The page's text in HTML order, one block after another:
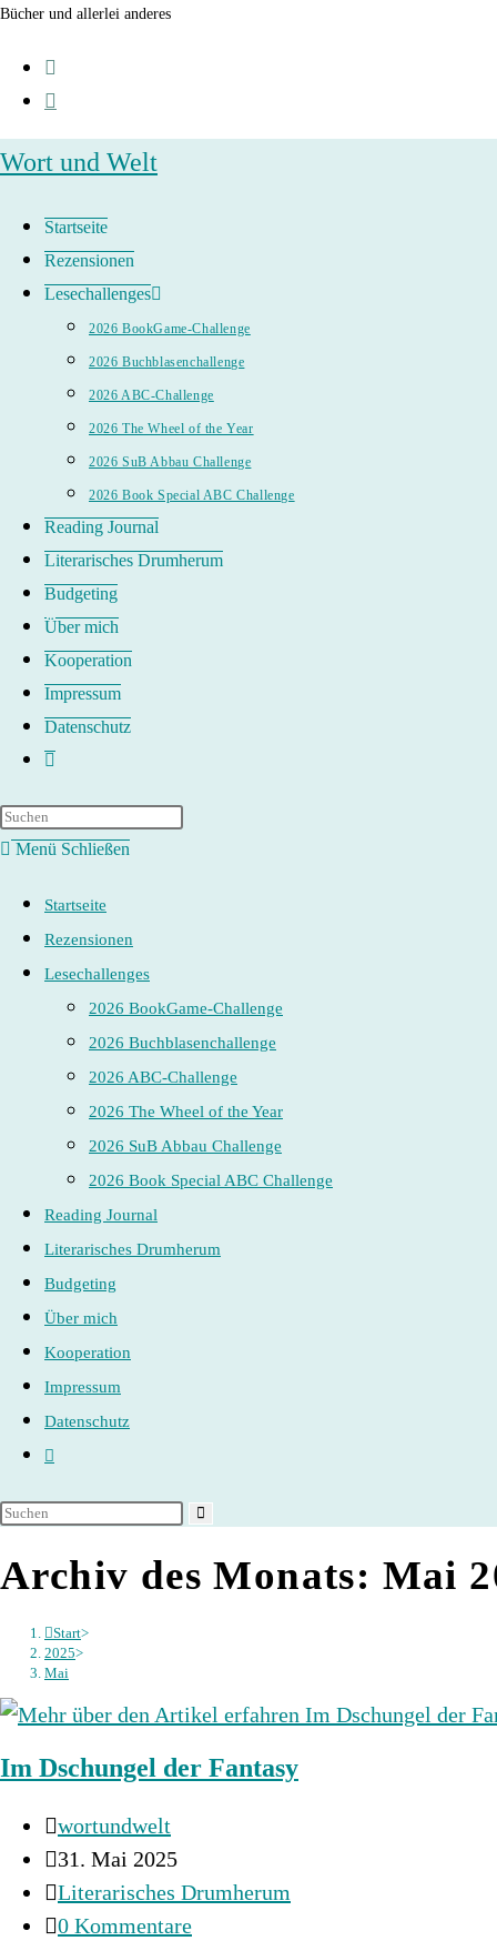
Zum
springen
Bücher und allerlei anderes
Wort und Welt
Startseite
Rezensionen
Lesechallenges
2026 BookGame-Challenge
2026 Buchblasenchallenge
2026 ABC-Challenge
2026 The Wheel of the Year
2026 SuB Abbau Challenge
2026 Book Special ABC Challenge
Reading Journal
Literarisches Drumherum
Budgeting
Über mich
Kooperation
Impressum
Datenschutz
Website-
umschalten
Menü Schließen
Startseite
Rezensionen
Lesechallenges
2026 BookGame-Challenge
2026 Buchblasenchallenge
2026 ABC-Challenge
2026 The Wheel of the Year
2026 SuB Abbau Challenge
2026 Book Special ABC Challenge
Reading Journal
Literarisches Drumherum
Budgeting
Über mich
Kooperation
Impressum
Datenschutz
Website-
umschalten
Archiv des Monats: Mai
Start>
2025>
Mai
Im Dschungel der Fantasy
Beitrags-
Autor:
wortundwelt
Beitrag
veröffentlicht:
31. Mai 2025
Beitrags-
Kategorie:
Literarisches Drumherum
Beitrags-
0 Kommentare